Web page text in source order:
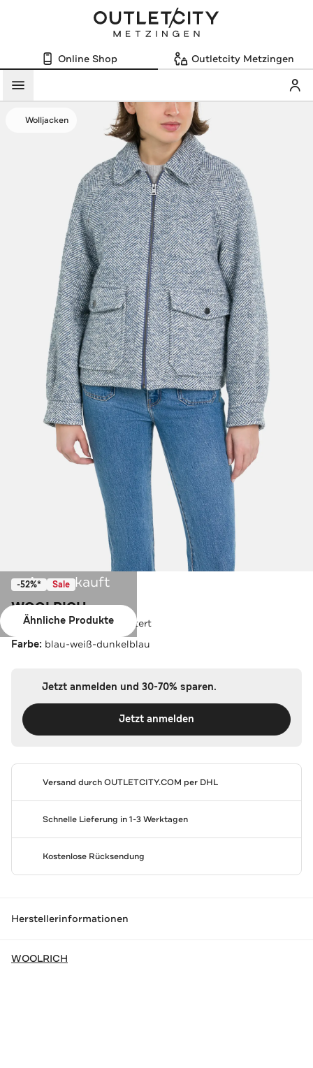
Online Shop Outletcity Metzingen
Menü
Wolljacken
Ausverkauft
Ähnliche Produkte
-52%* Sale
WOOLRICH
Wollmixjacke blau gemustert
Farbe: blau-weiß-dunkelblau
Jetzt anmelden und 30-70% sparen.
Jetzt anmelden
Versand durchOUTLETCITY.COM per DHL
Schnelle Lieferung in 1-3 Werktagen
Kostenlose Rücksendung
Herstellerinformationen
WOOLRICH